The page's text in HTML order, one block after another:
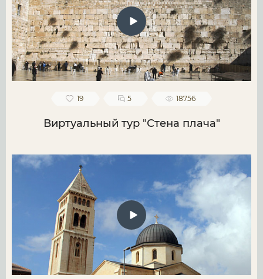
19 5 18756
Виртуальный тур "Стена плача"